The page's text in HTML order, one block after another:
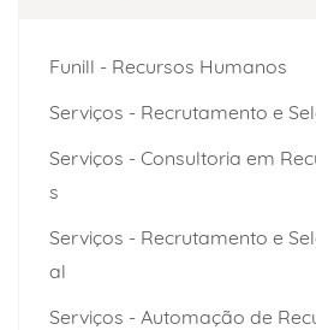
Funill - Recursos Humanos
Serviços - Recrutamento e
Serviços - Consultoria em
s
Serviços - Recrutamento e
al
Serviços - Automação de